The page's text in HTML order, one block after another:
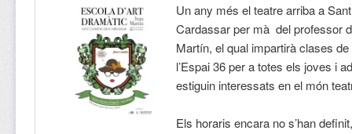
Un any més el teatre arriba a
Cardassar per mà del professor
Martín, el qual impartirà clases
l’Espai 36 per a totes els joves i
estiguin interessats en el món
Els horaris encara no s’han